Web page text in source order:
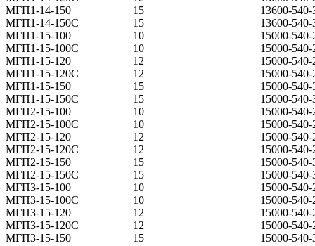
МГП1-14-150
15
13600-540-
МГП1-14-150С
15
13600-540-
МГП1-15-100
10
15000-540-
МГП1-15-100С
10
15000-540-
МГП1-15-120
12
15000-540-
МГП1-15-120С
12
15000-540-
МГП1-15-150
15
15000-540-
МГП1-15-150С
15
15000-540-
МГП2-15-100
10
15000-540-
МГП2-15-100С
10
15000-540-
МГП2-15-120
12
15000-540-
МГП2-15-120С
12
15000-540-
МГП2-15-150
15
15000-540-
МГП2-15-150С
15
15000-540-
МГП3-15-100
10
15000-540-
МГП3-15-100С
10
15000-540-
МГП3-15-120
12
15000-540-
МГП3-15-120С
12
15000-540-
МГП3-15-150
15
15000-540-